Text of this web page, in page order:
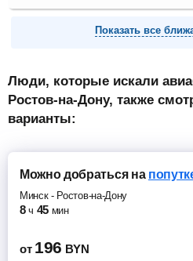
Показать все
Люди, которые искали
Ростов-на-Дону, также
варианты:
Можно добратьсяна
Минск- Ростов-на-Дону
8 ч 45 мин
от 196 BYN